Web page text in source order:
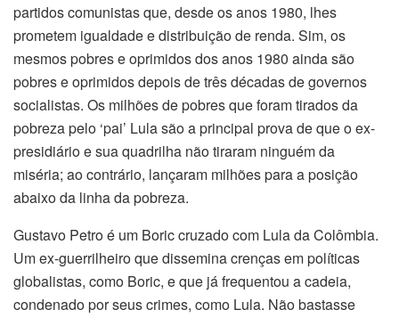
partidos comunistas que, desde os anos 1980, lhes
prometem igualdade e distribuição de renda. Sim, os
mesmos pobres e oprimidos dos anos 1980 ainda são
pobres e oprimidos depois de três décadas de governos
socialistas. Os milhões de pobres que foram tirados da
pobreza pelo ‘pai’ Lula são a principal prova de que o ex-
presidiário e sua quadrilha não tiraram ninguém da
miséria; ao contrário, lançaram milhões para a posição
abaixo da linha da pobreza.
Gustavo Petro é um Boric cruzado com Lula da Colômbia.
Um ex-guerrilheiro que dissemina crenças em políticas
globalistas, como Boric, e que já frequentou a cadeia,
condenado por seus crimes, como Lula. Não bastasse